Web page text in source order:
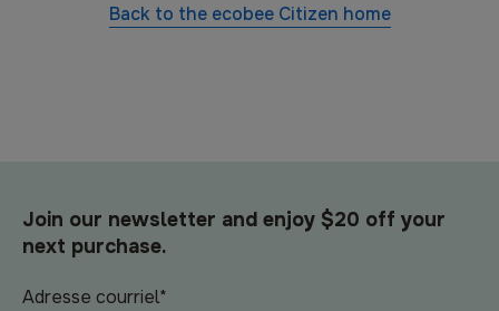
Back to the ecobee Citizen home
Join our newsletter and enjoy $20 off your
next purchase.
Adresse courriel*